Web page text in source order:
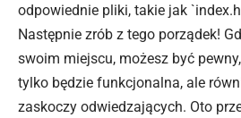
odpowiednie pliki, takie jak
Następnie zrób z tego porządek!
swoim miejscu, możesz być
tylko będzie funkcjonalna, ale
zaskoczy odwiedzających. Oto